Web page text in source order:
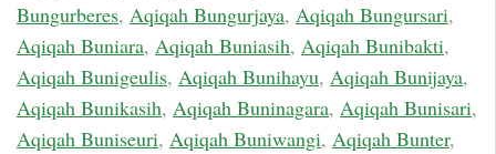
Bungurberes, Aqiqah Bungurjaya, Aqiqah Bungursari,
Aqiqah Buniara, Aqiqah Buniasih, Aqiqah Bunibakti,
Aqiqah Bunigeulis, Aqiqah Bunihayu, Aqiqah Bunijaya,
Aqiqah Bunikasih, Aqiqah Buninagara, Aqiqah Bunisari,
Aqiqah Buniseuri, Aqiqah Buniwangi, Aqiqah Bunter,